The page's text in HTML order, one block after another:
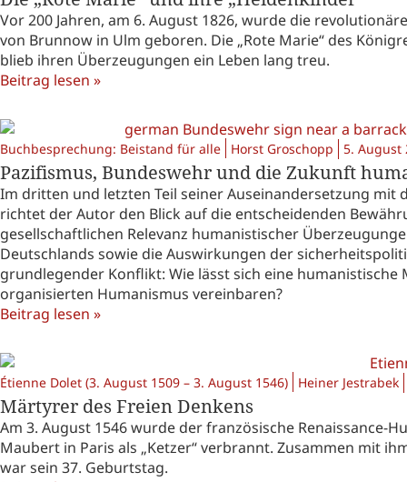
Vor 200 Jahren, am 6. August 1826, wurde die
von Brunnow in Ulm geboren. Die „Rote Marie“ des
blieb ihren Überzeugungen ein Leben lang treu.
Beitrag lesen »
Buchbesprechung: Beistand für alle Horst Groschopp 5. August
Pazifismus, Bundeswehr und die Zukunft
Im dritten und letzten Teil seiner Auseinandersetzung
richtet der Autor den Blick auf die entscheidenden
gesellschaftlichen Relevanz humanistischer
Deutschlands sowie die Auswirkungen der
grundlegender Konflikt: Wie lässt sich eine
organisierten Humanismus vereinbaren?
Beitrag lesen »
Étienne Dolet (3. August 1509 – 3. August 1546) Heiner Jestrabek
Märtyrer des Freien Denkens
Am 3. August 1546 wurde der französische Renaissance-
Maubert in Paris als „Ketzer“ verbrannt. Zusammen mit
war sein 37. Geburtstag.